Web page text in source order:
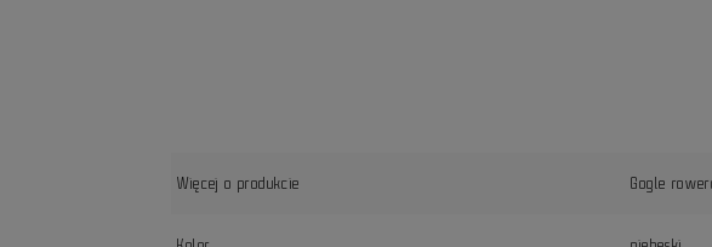
Więcej o produkcie Gogle